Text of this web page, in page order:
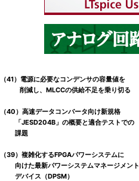
（41）電源に必要なコンデンサの容量値を
削減し、MLCCの供給不足を乗り切る
（40）高速データコンバータ向け新規格
「JESD204B」の概要と適合テストでの
課題
（39）複雑化するFPGAパワーシステムに
向けた最新パワーシステムマネージメント
デバイス（DPSM）